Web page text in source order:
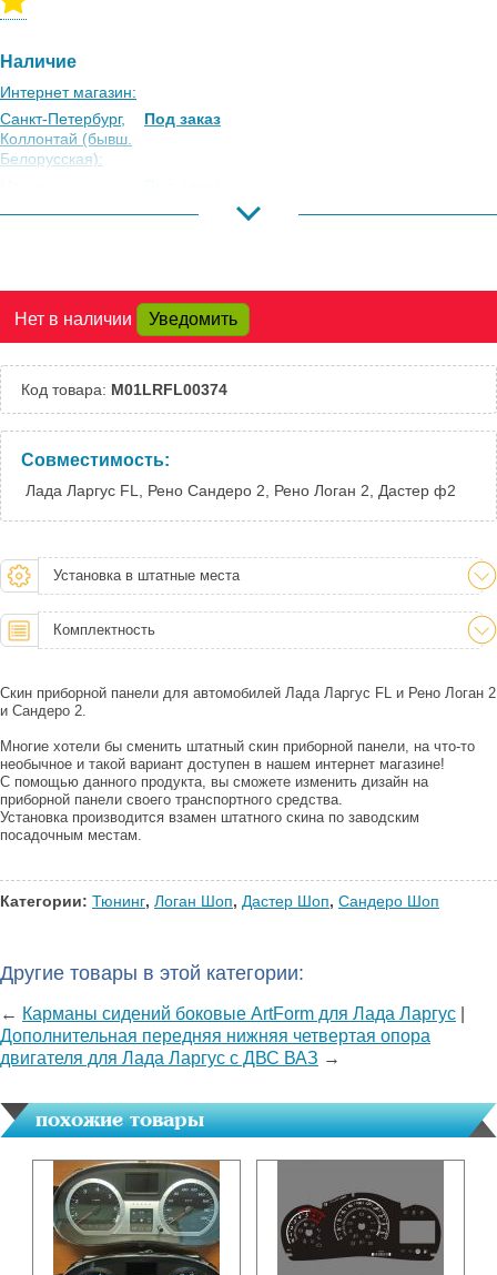
Наличие
Интернет магазин:
Санкт-Петербург,
Коллонтай (бывш.
Белорусская):
Под заказ
Краснодар:
Под заказ
Самара:
Тверь:
Тюмень:
Под заказ
Челябинск:
Под заказ
Нет в наличии Уведомить
Код товара: M01LRFL00374
Совместимость:
Лада Ларгус FL, Рено Сандеро 2, Рено Логан 2, Дастер ф2
Установка в штатные места
Комплектность
Скин приборной панели для автомобилей Лада Ларгус FL и Рено Логан 2
и Сандеро 2.
Многие хотели бы сменить штатный скин приборной панели, на что-то
необычное и такой вариант доступен в нашем интернет магазине!
С помощью данного продукта, вы сможете изменить дизайн на
приборной панели своего транспортного средства.
Установка производится взамен штатного скина по заводским
посадочным местам.
Категории: Тюнинг, Логан Шоп, Дастер Шоп, Сандеро Шоп
Другие товары в этой категории:
← Карманы сидений боковые ArtForm для Лада Ларгус
Дополнительная передняя нижняя четвертая опора
двигателя для Лада Ларгус с ДВС ВАЗ →
похожие товары